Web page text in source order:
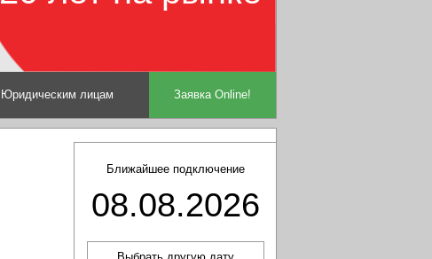
Юридическим лицам Заявка Online!
Ближайшее подключение
08.08.2026